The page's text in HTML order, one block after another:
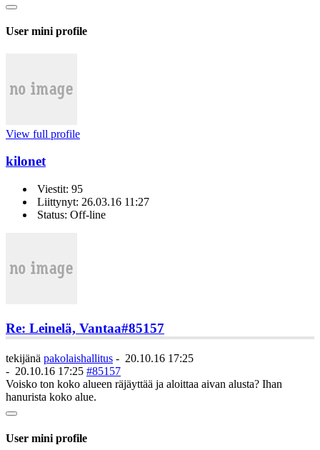
User mini profile
View full profile
kilonet
Viestit: 95
Liittynyt: 26.03.16 11:27
Status: Off-line
Re: Leinelä, Vantaa#85157
tekijänä pakolaishallitus - 20.10.16 17:25
- 20.10.16 17:25 #85157
Voisko ton koko alueen räjäyttää ja aloittaa aivan alusta? Ihan
hanurista koko alue.
User mini profile